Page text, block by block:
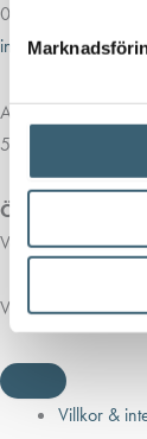
013-39 30 90
Algolgatan 7
583 30 Linköping
Öppettider butik:
Vardagar 07.00 -
Viktiga länkar
Villkor &